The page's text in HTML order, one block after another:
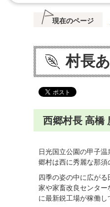
現在のページ
村長
西郷村長 高橋
日光国立公園の甲子
郷村は西に秀麗な那須
四季の姿の中に広が
家や家畜改良センタ
に最新鋭工場が稼働し